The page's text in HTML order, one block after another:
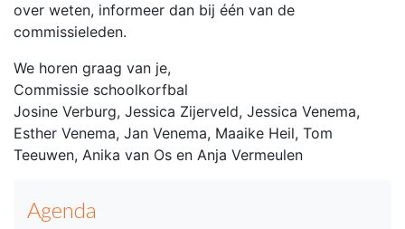
over weten, informeer dan bij één van de
commissieleden.
We horen graag van je,
Commissie schoolkorfbal
Josine Verburg, Jessica Zijerveld, Jessica Venema,
Esther Venema, Jan Venema, Maaike Heil, Tom
Teeuwen, Anika van Os en Anja Vermeulen
Agenda